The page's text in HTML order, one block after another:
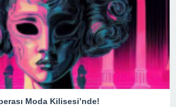
Moda Kilisesi’nde!